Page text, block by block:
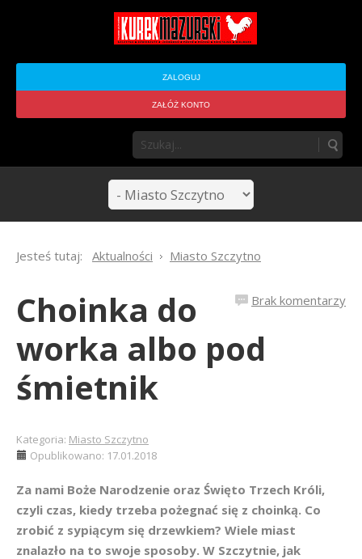
ZALOGUJ
ZAŁÓŻ KONTO
Jesteś tutaj: Aktualności Miasto Szczytno
Brak komentarzy
Choinka do
worka albo pod
śmietnik
Kategoria: Miasto Szczytno
Opublikowano: 17.01.2018
Za nami Boże Narodzenie oraz Święto Trzech Króli,
czyli czas, kiedy trzeba pożegnać się z choinką. Co
zrobić z sypiącym się drzewkiem? Wiele miast
znalazło na to swoje sposoby. W Szczytnie, jak